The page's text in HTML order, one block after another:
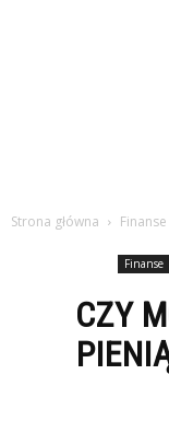
Strona główna Finanse
Finanse
CZY